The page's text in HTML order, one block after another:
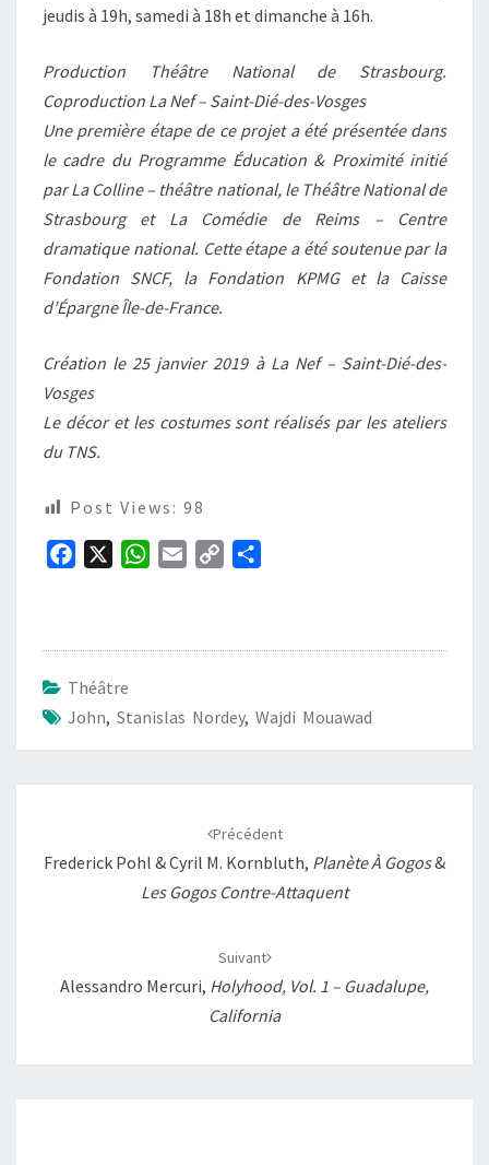
jeudis à 19h, samedi à 18h et dimanche à 16h.
Production Théâtre National de Strasbourg.
Coproduction La Nef – Saint-Dié-des-Vosges
Une première étape de ce projet a été présentée dans
le cadre du Programme Éducation & Proximité initié
par La Colline – théâtre national, le Théâtre National de
Strasbourg et La Comédie de Reims – Centre
dramatique national. Cette étape a été soutenue par la
Fondation SNCF, la Fondation KPMG et la Caisse
d’Épargne Île-de-France.
Création le 25 janvier 2019 à La Nef – Saint-Dié-des-
Vosges
Le décor et les costumes sont réalisés par les ateliers
du TNS.
Post Views: 98
o
o
k
W
p
p
n
k
e
r
Théâtre
John, Stanislas Nordey, Wajdi Mouawad
Précédent
Frederick Pohl & Cyril M. Kornbluth, Planète À Gogos&
Les Gogos Contre-Attaquent
Suivant
Alessandro Mercuri, Holyhood, Vol. 1 – Guadalupe,
California